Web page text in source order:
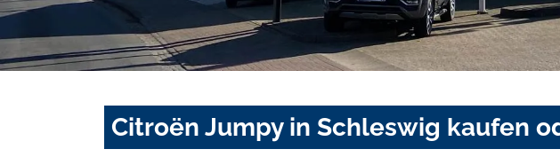
Citroën Jumpy in Schleswig kaufen